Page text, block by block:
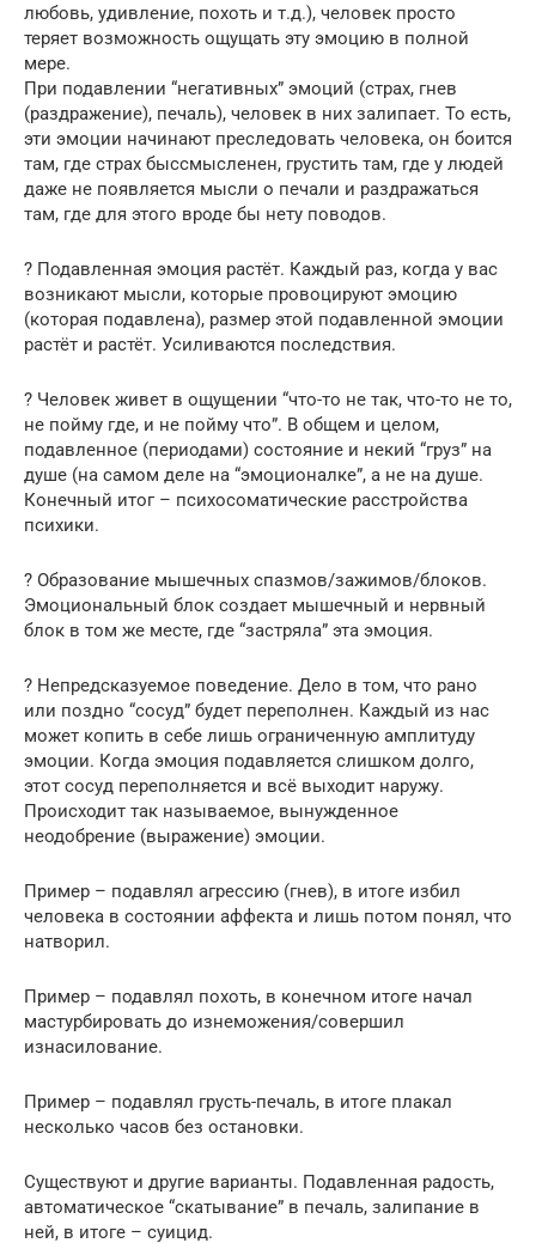
любовь, удивление, похоть и т.д.), человек просто
теряет возможность ощущать эту эмоцию в полной
мере.
При подавлении “негативных” эмоций (страх, гнев
(раздражение), печаль), человек в них залипает. То есть,
эти эмоции начинают преследовать человека, он боится
там, где страх быссмысленен, грустить там, где у людей
даже не появляется мысли о печали и раздражаться
там, где для этого вроде бы нету поводов.
? Подавленная эмоция растёт. Каждый раз, когда у вас
возникают мысли, которые провоцируют эмоцию
(которая подавлена), размер этой подавленной эмоции
растёт и растёт. Усиливаются последствия.
? Человек живет в ощущении “что-то не так, что-то не то,
не пойму где, и не пойму что”. В общем и целом,
подавленное (периодами) состояние и некий “груз” на
душе (на самом деле на “эмоционалке”, а не на душе.
Конечный итог – психосоматические расстройства
психики.
? Образование мышечных спазмов/зажимов/блоков.
Эмоциональный блок создает мышечный и нервный
блок в том же месте, где “застряла” эта эмоция.
? Непредсказуемое поведение. Дело в том, что рано
или поздно “сосуд” будет переполнен. Каждый из нас
может копить в себе лишь ограниченную амплитуду
эмоции. Когда эмоция подавляется слишком долго,
этот сосуд переполняется и всё выходит наружу.
Происходит так называемое, вынужденное
неодобрение (выражение) эмоции.
Пример – подавлял агрессию (гнев), в итоге избил
человека в состоянии аффекта и лишь потом понял, что
натворил.
Пример – подавлял похоть, в конечном итоге начал
мастурбировать до изнеможения/совершил
изнасилование.
Пример – подавлял грусть-печаль, в итоге плакал
несколько часов без остановки.
Существуют и другие варианты. Подавленная радость,
автоматическое “скатывание” в печаль, залипание в
ней, в итоге – суицид.